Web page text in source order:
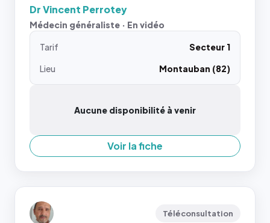
Dr Vincent Perrotey
Médecin généraliste · En vidéo
Tarif
Secteur 1
Lieu
Montauban (82)
Aucune disponibilité à venir
Voir la fiche
Téléconsultation